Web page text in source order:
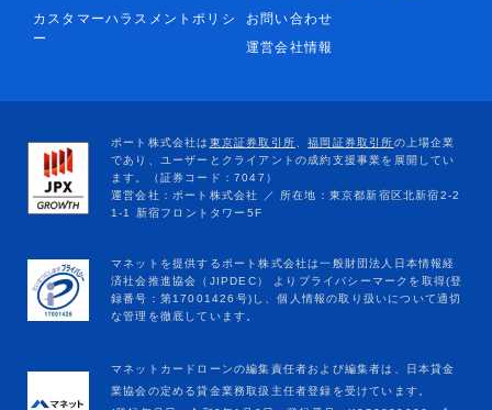
カスタマーハラスメントポリシ
ー
お問い合わせ
運営会社情報
マネットカードローンの編集責任者および編集者は、日本貸金
業協会の定める貸金業務取扱主任者登録を受けています。